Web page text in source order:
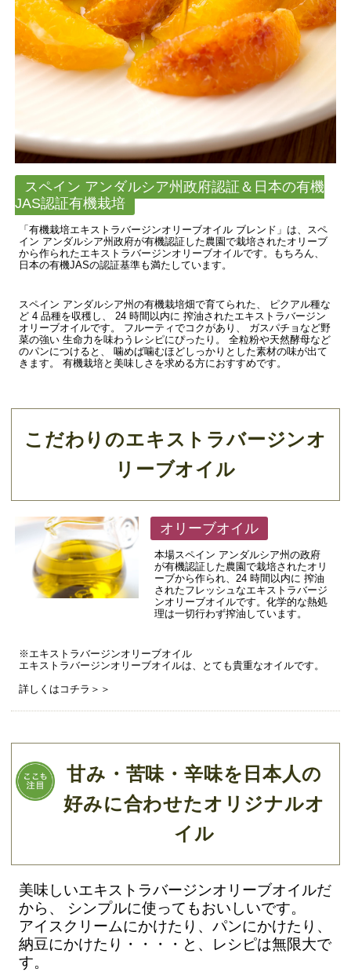
スペイン アンダルシア州政府認証＆日本の有機
JAS認証有機栽培
「有機栽培エキストラバージンオリーブオイル ブレンド」は、スペ
イン アンダルシア州政府が有機認証した農園で栽培されたオリーブ
から作られたエキストラバージンオリーブオイルです。もちろん、
日本の有機JASの認証基準も満たしています。
スペイン アンダルシア州の有機栽培畑で育てられた、 ピクアル種な
ど 4 品種を収穫し、 24 時間以内に 搾油されたエキストラバージン
オリーブオイルです。 フルーティでコクがあり、 ガスパチョなど野
菜の強い 生命力を味わうレシピにぴったり。 全粒粉や天然酵母など
のパンにつけると、 噛めば噛むほどしっかりとした素材の味が出て
きます。 有機栽培と美味しさを求める方におすすめです。
こだわりのエキストラバージンオ
リーブオイル
オリーブオイル
本場スペイン アンダルシア州の政府
が有機認証した農園で栽培されたオリ
ーブから作られ、24 時間以内に 搾油
されたフレッシュなエキストラバージ
ンオリーブオイルです。化学的な熱処
理は一切行わず搾油しています。
※エキストラバージンオリーブオイル
エキストラバージンオリーブオイルは、とても貴重なオイルです。
詳しくはコチラ＞＞
甘み・苦味・辛味を日本人の
好みに合わせたオリジナルオ
イル
美味しいエキストラバージンオリーブオイルだ
から、 シンプルに使ってもおいしいです。
アイスクリームにかけたり、パンにかけたり、
納豆にかけたり・・・・と、レシピは無限大で
す。